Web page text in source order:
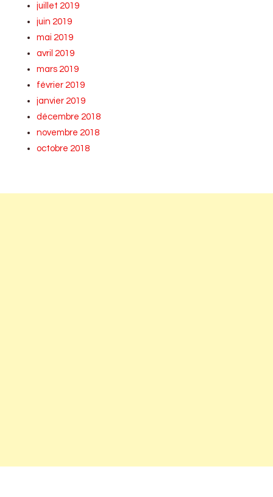
juillet 2019
juin 2019
mai 2019
avril 2019
mars 2019
février 2019
janvier 2019
décembre 2018
novembre 2018
octobre 2018